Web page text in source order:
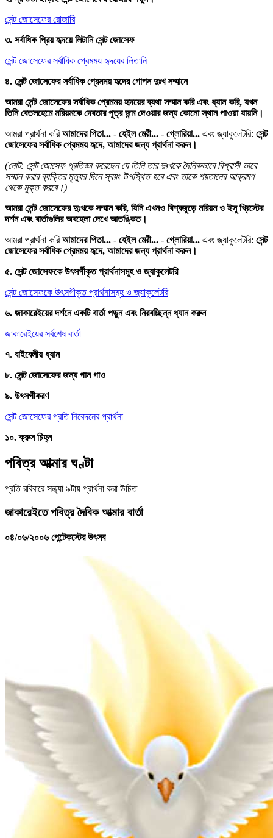
সেন্ট জোসেফের রোজারি
৩. সর্বাধিক প্রিয় হৃদয়ে লিটানি সেন্ট জোসেফ
সেন্ট জোসেফের সর্বাধিক প্রেমময় হৃদয়ের লিতানি
৪. সেন্ট জোসেফের সর্বাধিক প্রেমময় হৃদের গোপন দুঃখ সম্মানে
আমরা সেন্ট জোসেফের সর্বাধিক প্রেমময় হৃদয়ের ব্যথা সম্মান করি এবং ধ্যান করি, যখন
তিনি বেতলহেমে মরিয়মকে দেবতার পুত্র জন্ম দেওয়ার জন্য কোনো স্থান পাওয়া যায়নি।
আমরা প্রার্থনা করিআমাদের পিতা... - হেইল মেরী... - গ্লোরিয়া... এবং জ্যাকুলেটরি: সেন্ট
জোসেফের সর্বাধিক প্রেমময় হৃদে, আমাদের জন্য প্রার্থনা করুন।
(নোট: সেন্ট জোসেফ প্রতিজ্ঞা করেছেন যে তিনি তার দুঃখকে দৈনিকভাবে বিশ্বাসী ভাবে
সম্মান করার ব্যক্তির মৃত্যুর দিনে স্বয়ং উপস্থিত হবে এবং তাকে শয়তানের আক্রমণ
থেকে মুক্ত করবে।)
আমরা সেন্ট জোসেফের দুঃখকে সম্মান করি, যিনি এখনও বিশ্বজুড়ে মরিয়ম ও ইসু খ্রিস্টের
দর্শন এবং বার্তাগুলির অবহেলা দেখে আতঙ্কিত।
আমরা প্রার্থনা করিআমাদের পিতা... - হেইল মেরী... - গ্লোরিয়া... এবং জ্যাকুলেটরি: সেন্ট
জোসেফের সর্বাধিক প্রেমময় হৃদে, আমাদের জন্য প্রার্থনা করুন।
৫. সেন্ট জোসেফকে উৎসর্গীকৃত প্রার্থনাসমূহ ও জ্যাকুলেটরি
সেন্ট জোসেফকে উৎসর্গীকৃত প্রার্থনাসমূহ ও জ্যাকুলেটরি
৬. জাকারেইয়ের দর্শনে একটি বার্তা পড়ুন এবং নিরবচ্ছিন্ন ধ্যান করুন
জাকারেইয়ের সর্বশেষ বার্তা
৭. বাইবেলীয় ধ্যান
৮. সেন্ট জোসেফের জন্য গান গাও
৯. উৎসর্গীকরণ
সেন্ট জোসেফের প্রতি নিবেদনের প্রার্থনা
১০. ক্রুস চিহ্ন
পবিত্র আত্মার ঘণ্টা
প্রতি রবিবারে সন্ধ্যা ৯টায় প্রার্থনা করা উচিত
জাকারেইতে পবিত্র দৈবিক আত্মার বার্তা
০৪/০৬/২০০৬ পেন্টেকস্টের উৎসব